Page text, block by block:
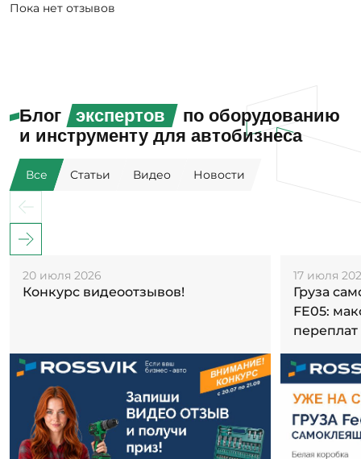
Пока нет отзывов
Блог экспертов
по оборудованию
и инструменту для автобизнеса
Все Статьи Видео Новости
20 июля 2026
Конкурс видеоотзывов!
17 июля
Груза
FE05:
переплат